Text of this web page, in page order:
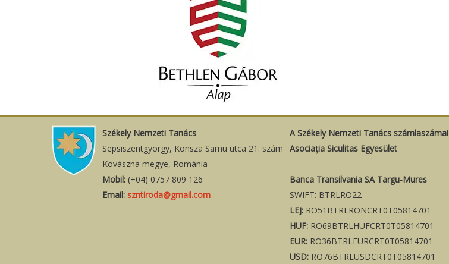
Székely Nemzeti Tanács
Sepsiszentgyörgy, Konsza Samu utca 21. szám
Kovászna megye, Románia
Mobil: (+04) 0757 809 126
Email: szntiroda@gmail.com
A Székely Nemzeti Tanács számlaszámai
Asociaţia Siculitas Egyesület
Banca Transilvania SA Targu-Mures
SWIFT: BTRLRO22
LEJ: RO51BTRLRONCRT0T05814701
HUF: RO69BTRLHUFCRT0T05814701
EUR: RO36BTRLEURCRT0T05814701
USD: RO76BTRLUSDCRT0T05814701